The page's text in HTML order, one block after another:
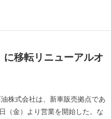
に移転リニューアルオ
株式会社は、新車販売拠点であ
（金）より営業を開始した。な